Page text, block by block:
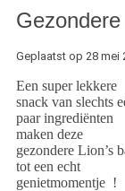
Geplaatst op 28 mei
Een super lekkere
snack van slechts
paar ingrediënten
maken deze
gezondere Lion’s
tot een echt
genietmomentje !